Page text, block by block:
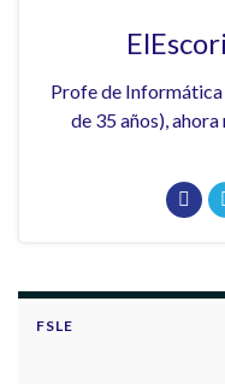
Profe de
de 35 años),
FSLE